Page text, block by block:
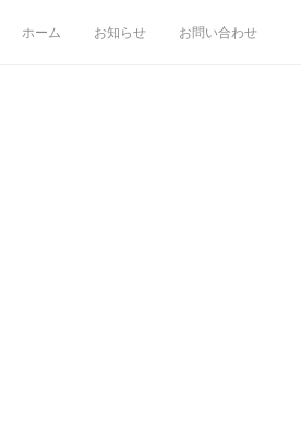
ホーム お知らせ お問い合わせ